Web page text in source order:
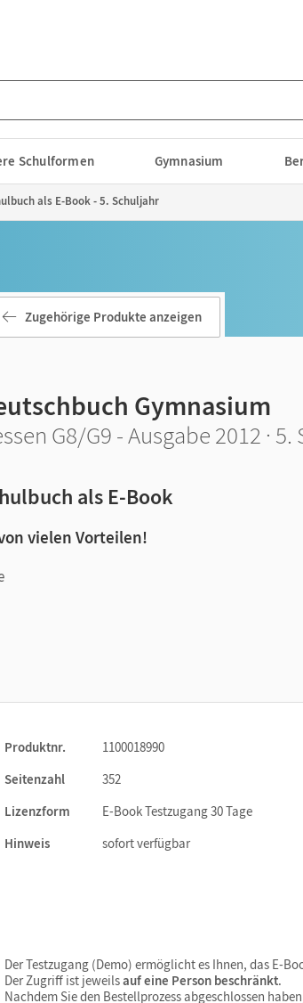
Schulformen Gymnasium
als E-Book - 5. Schuljahr
Zugehörige Produkte anzeigen
Gymnasium
G8/G9 - Ausgabe 2012 ·
als E-Book
vielen Vorteilen!
Produktnr.
1100018990
Seitenzahl
352
Lizenzform
E-Book Testzugang 30 Tage
Hinweis
sofort verfügbar
Der Testzugang (Demo) ermöglicht es Ihnen, das E-
Der Zugriff ist jeweilsauf eine Person beschränkt.
Nachdem Sie den Bestellprozess abgeschlossen